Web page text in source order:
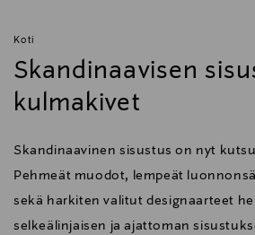
Koti
Skandinaavisen
kulmakivet
Skandinaavinen sisustus on nyt
Pehmeät muodot, lempeät
sekä harkiten valitut designaarteet
selkeälinjaisen ja ajattoman